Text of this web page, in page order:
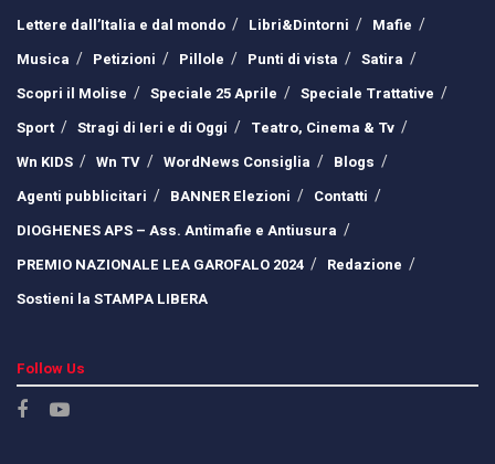
Lettere dall’Italia e dal mondo
Libri&Dintorni
Mafie
Musica
Petizioni Pillole Punti di vista
Satira
Scopri il Molise
Speciale 25 Aprile
Speciale Trattative
Sport
Stragi di Ieri e di Oggi
Teatro, Cinema & Tv
Wn KIDS
Wn TV WordNews Consiglia
Blogs
Agenti pubblicitari
BANNER Elezioni
Contatti
DIOGHENES APS – Ass. Antimafie e Antiusura
PREMIO NAZIONALE LEA GAROFALO 2024
Redazione
Sostieni la STAMPA LIBERA
Follow Us